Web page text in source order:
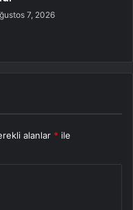
7, 2026
alanlar * ile